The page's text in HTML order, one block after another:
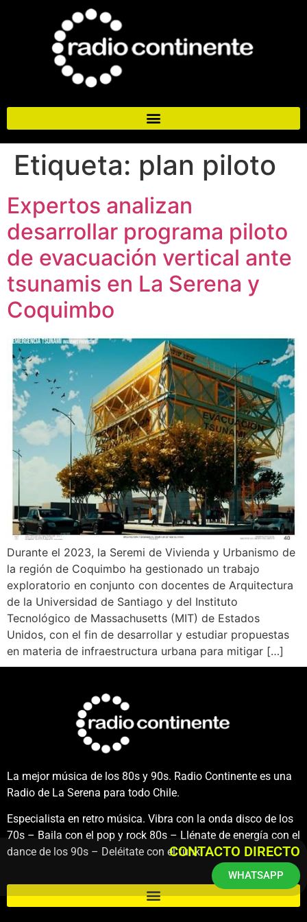
Etiqueta: plan piloto
Expertos analizan
desarrollar programa piloto
de evacuación vertical ante
tsunamis en La Serena y
Coquimbo
Durante el 2023, la Seremi de Vivienda y Urbanismo de
la región de Coquimbo ha gestionado un trabajo
exploratorio en conjunto con docentes de Arquitectura
de la Universidad de Santiago y del Instituto
Tecnológico de Massachusetts (MIT) de Estados
Unidos, con el fin de desarrollar y estudiar propuestas
en materia de infraestructura urbana para mitigar […]
La mejor música de los 80s y 90s. Radio Continente es una
Radio de La Serena para todo Chile.
Especialista en retro música. Vibra con la onda disco de los
70s – Baila con el pop y rock 80s – Llénate de energía con el
dance de los 90s – Deléitate con el funk.CONTACTO DIRECTO
WHATSAPP